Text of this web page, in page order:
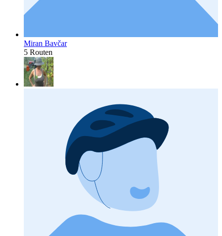
Miran Bavčar
5 Routen